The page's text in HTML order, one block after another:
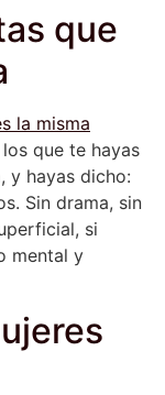
que
que te hayas
y hayas dicho:
Sin drama, sin
si
mental y